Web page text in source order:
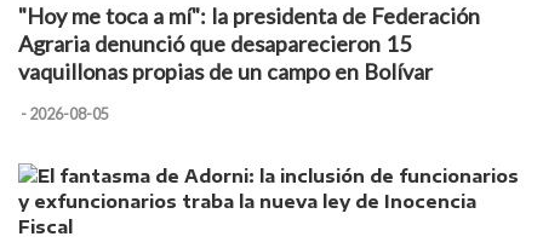
"Hoy me toca a mí": la presidenta de Federación
Agraria denunció que desaparecieron 15
vaquillonas propias de un campo en Bolívar
- 2026-08-05